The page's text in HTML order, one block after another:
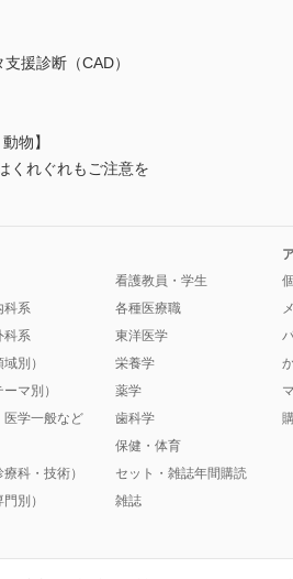
援診断（CAD）
物】
くれぐれもご注意を
科系
科系
別）
マ別）
医学一般など
科・技術）
別）
看護教員・学生
各種医療職
東洋医学
栄養学
薬学
歯科学
保健・体育
セット・雑誌年間購読
雑誌